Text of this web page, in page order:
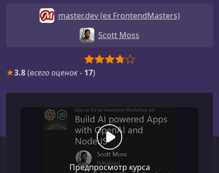
master.dev (ex FrontendMasters)
Scott Moss
★3.8(всего оценок- 17)
Предпросмотр курса